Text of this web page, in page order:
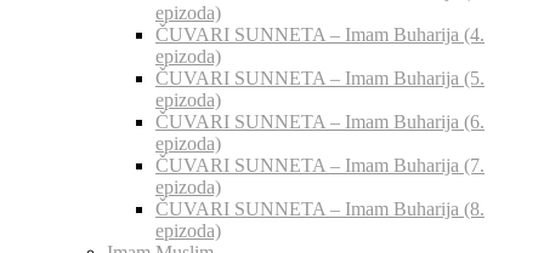
epizoda)
ČUVARI SUNNETA – Imam Buharija (4.
epizoda)
ČUVARI SUNNETA – Imam Buharija (5.
epizoda)
ČUVARI SUNNETA – Imam Buharija (6.
epizoda)
ČUVARI SUNNETA – Imam Buharija (7.
epizoda)
ČUVARI SUNNETA – Imam Buharija (8.
epizoda)